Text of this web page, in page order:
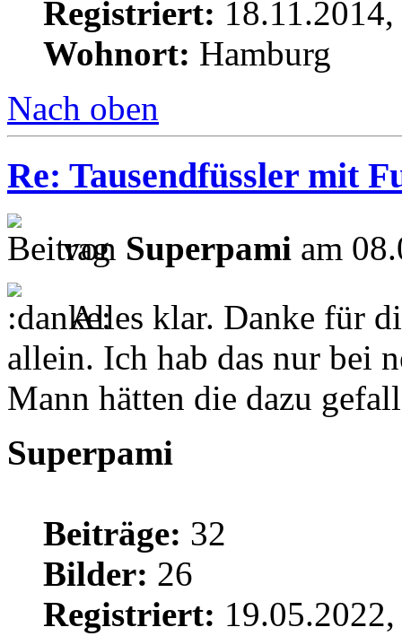
Registriert:
Wohnort: Hamburg
Nach oben
Re: Tausendfüssler mit
von Superpami am
Alles klar. Danke für
allein. Ich hab das nur bei
Mann hätten die dazu
Superpami
Beiträge: 32
Bilder: 26
Registriert: